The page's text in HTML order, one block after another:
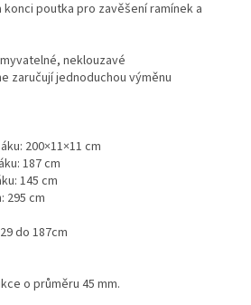
konci poutka pro zavěšení ramínek a
neklouzavé
zaručují jednoduchou výměnu
200×11×11 cm
187 cm
145 cm
295 cm
do 187cm
o průměru 45 mm.